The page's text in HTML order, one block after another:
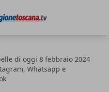
di oggi 8 febbraio 2024
Whatsapp e